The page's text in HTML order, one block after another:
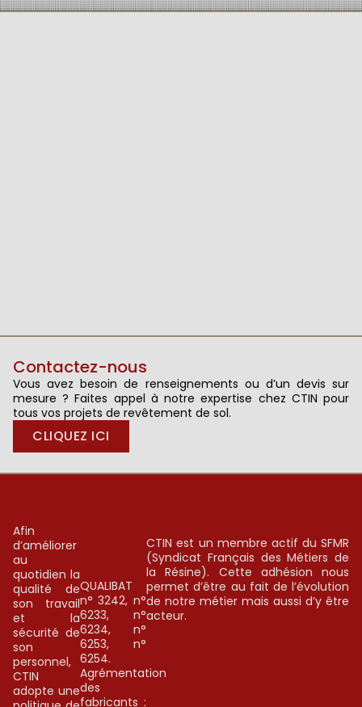
Afin
d’améliorer
au
quotidien la
qualité de
son travail
et la
sécurité de
son
personnel,
CTIN
adopte une
QUALIBAT
n° 3242, n°
6233, n°
6234, n°
6253, n°
6254.
Agrémentation
des
fabricants :
CTIN est un membre actif du SFMR
(Syndicat Français des Métiers de
la Résine). Cette adhésion nous
permet d’être au fait de l’évolution
de notre métier mais aussi d’y être
acteur.
Contactez-nous
Vous avez besoin de renseignements ou d’un devis sur
mesure ? Faites appel à notre expertise chez CTIN pour
tous vos projets de revêtement de sol.
CLIQUEZ ICI